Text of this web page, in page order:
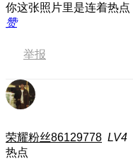
你这张照片里是连着热点
赞
举报
荣耀粉丝86129778 LV4
热点